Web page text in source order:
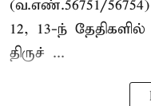
(வ.எண்.56751/
12, 13-ந்
திருச் ...